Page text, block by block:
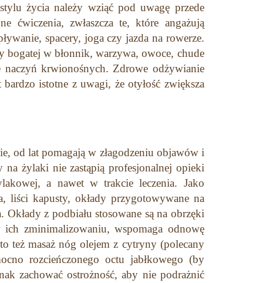
życia należy wziąć pod uwagę przede
ćwiczenia, zwłaszcza te, które angażują
spacery, joga czy jazda na rowerze.
w błonnik, warzywa, owoce, chude
naczyń krwionośnych. Zdrowe odżywianie
istotne z uwagi, że otyłość zwiększa
od lat pomagają w złagodzeniu objawów i
żylaki nie zastąpią profesjonalnej opieki
a nawet w trakcie leczenia. Jako
liści kapusty, okłady przygotowywane na
z podbiału stosowane są na obrzęki
zminimalizowaniu, wspomaga odnowę
też masaż nóg olejem z cytryny (polecany
rozcieńczonego octu jabłkowego (by
zachować ostrożność, aby nie podrażnić